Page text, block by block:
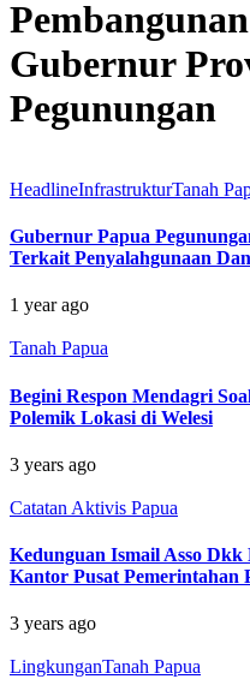
Gubernur
Pegunungan
HeadlineInfrastrukturTanah
Gubernur Papua
Terkait Penyalahgunaan
1 year ago
Tanah Papua
Begini Respon Mendagri
Polemik Lokasi di Welesi
3 years ago
Catatan Aktivis Papua
Kedunguan Ismail Asso Dkk
Kantor Pusat Pemerintahan
3 years ago
LingkunganTanah Papua